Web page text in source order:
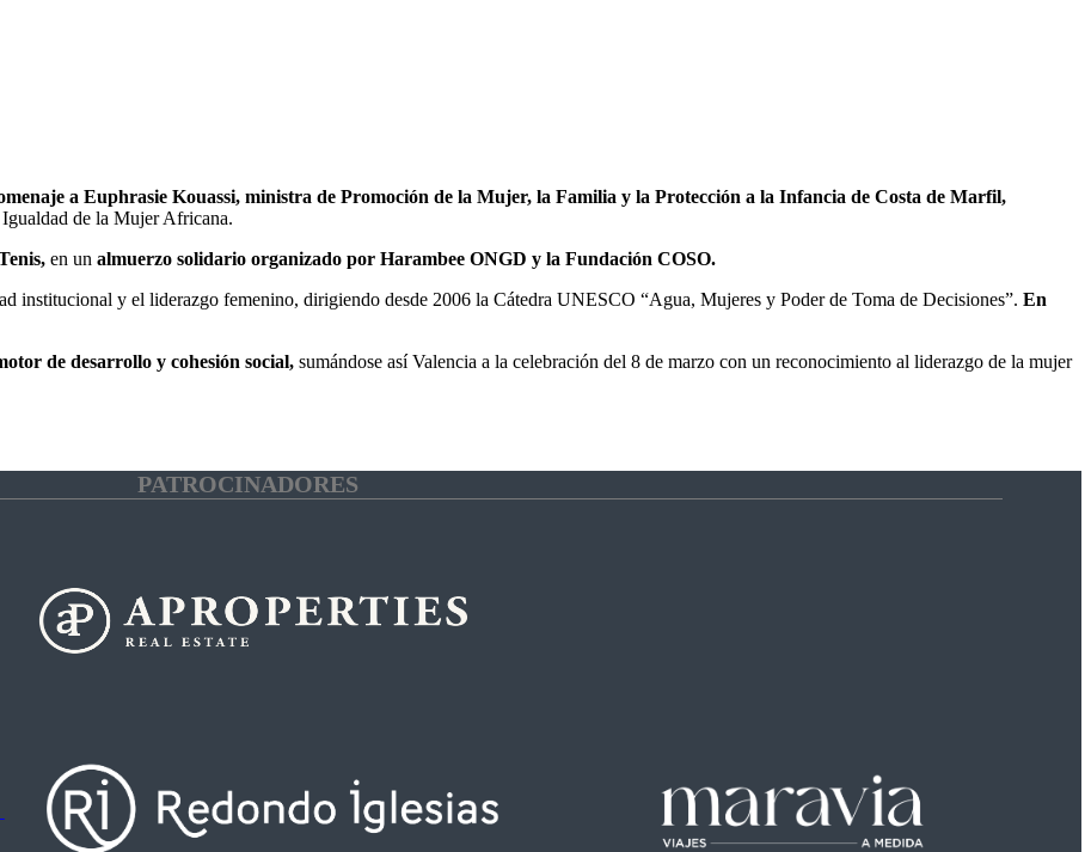
a Euphrasie Kouassi, ministra de Promoción de la Mujer, la Familia y la Protección a la Infancia de Costa de Marfil,
de la Mujer Africana.
en un almuerzo solidario organizado por Harambee ONGD y la Fundación COSO.
institucional y el liderazgo femenino, dirigiendo desde 2006 la Cátedra UNESCO “Agua, Mujeres y Poder de Toma de Decisiones”. En
de desarrollo y cohesión social, sumándose así Valencia a la celebración del 8 de marzo con un reconocimiento al liderazgo de la mujer
PATROCINADORES